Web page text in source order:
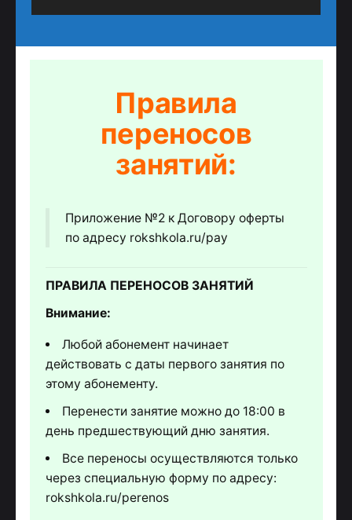
Правила
переносов
занятий:
Приложение №2 к Договору оферты
по адресу rokshkola.ru/pay
ПРАВИЛА ПЕРЕНОСОВ ЗАНЯТИЙ
Внимание:
Любой абонемент начинает
действовать с даты первого занятия по
этому абонементу.
Перенести занятие можно до 18:00 в
день предшествующий дню занятия.
Все переносы осуществляются только
через специальную форму по адресу:
rokshkola.ru/perenos